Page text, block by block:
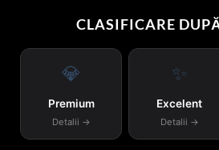
CLASIFICARE
💎
Premium
Detalii →
✨
Excelent
Detalii →